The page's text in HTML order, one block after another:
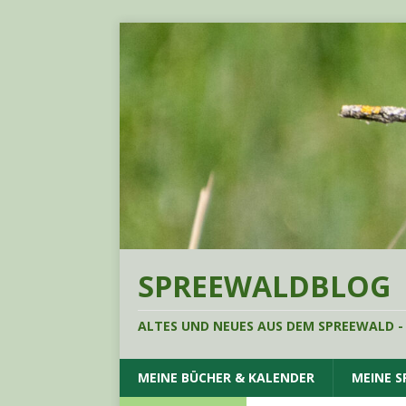
SPREEWALDBLOG
ALTES UND NEUES AUS DEM SPREEWALD
MEINE BÜCHER & KALENDER MEINE